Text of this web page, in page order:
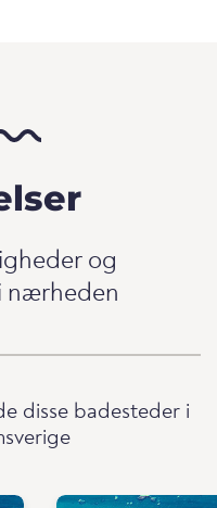
og
nærheden
disse badesteder i